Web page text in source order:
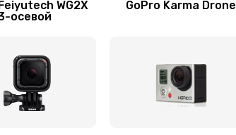
WG2X
осевой
GoPro Karma Drone